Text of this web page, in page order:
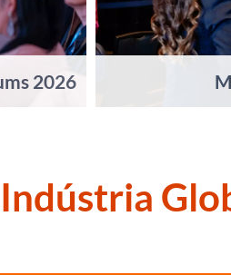
2026